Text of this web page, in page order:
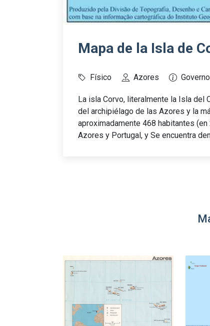
Mapa de la Isla de
Físico Azores
La isla Corvo, literalmente la Isla del
del archipiélago de las Azores y la
aproximadamente 468 habitantes
Azores y Portugal, y Se encuentra